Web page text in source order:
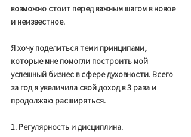
возможно стоит перед важным шагом в новое
и неизвестное.
Я хочу поделиться теми принципами,
которые мне помогли построить мой
успешный бизнес в сфере духовности. Всего
за год я увеличила свой доход в 3 раза и
продолжаю расширяться.
1. Регулярность и дисциплина.